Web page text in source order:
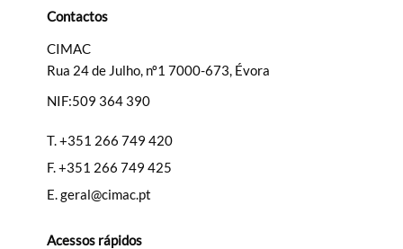
Categorias gerais
Contactos
CIMAC
Rua 24 de Julho, nº1 7000-673, Évora
NIF:509 364 390
T.+351 266 749 420
F.+351 266 749 425
E.geral@cimac.pt
Acessos rápidos